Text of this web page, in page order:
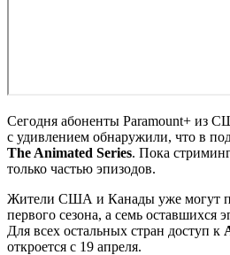
Сегодня абоненты Paramount+ из
с удивлением обнаружили, что в
The Animated Series. Пока
только частью эпизодов.
Жители США и Канады уже могут
первого сезона, а семь оставшихся
Для всех остальных стран доступ к
откроется с 19 апреля.